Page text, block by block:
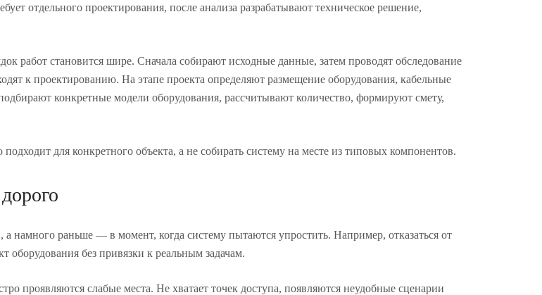
отдельного проектирования, после анализа разрабатывают техническое решение,
работ становится шире. Сначала собирают исходные данные, затем проводят обследование
к проектированию. На этапе проекта определяют размещение оборудования, кабельные
конкретные модели оборудования, рассчитывают количество, формируют смету,
для конкретного объекта, а не собирать систему на месте из типовых компонентов.
намного раньше — в момент, когда систему пытаются упростить. Например, отказаться от
оборудования без привязки к реальным задачам.
проявляются слабые места. Не хватает точек доступа, появляются неудобные сценарии